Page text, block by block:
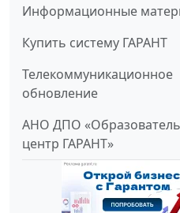
Информационные
Купить систему ГАРАНТ
Телекоммуникационное
обновление
АНО ДПО
центр ГАРАНТ»